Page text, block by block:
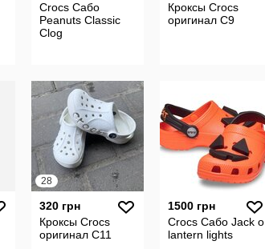
Crocs Сабо
Peanuts Classic
Clog
Кроксы Crocs
оригинал С9
28
320 грн
Кроксы Crocs
оригинал С11
1500 грн
Сrocs Сабо Jack o
lantern lights